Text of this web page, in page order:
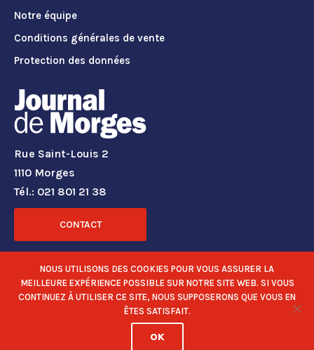
Notre équipe
Conditions générales de vente
Protection des données
Rue Saint-Louis 2
1110 Morges
Tél.: 021 801 21 38
CONTACT
RÉSEAUX SOCIAUX
NOUS UTILISONS DES COOKIES POUR VOUS ASSURER LA
MEILLEURE EXPÉRIENCE POSSIBLE SUR NOTRE SITE WEB. SI VOUS
CONTINUEZ À UTILISER CE SITE, NOUS SUPPOSERONS QUE VOUS EN
ÊTES SATISFAIT.
OK